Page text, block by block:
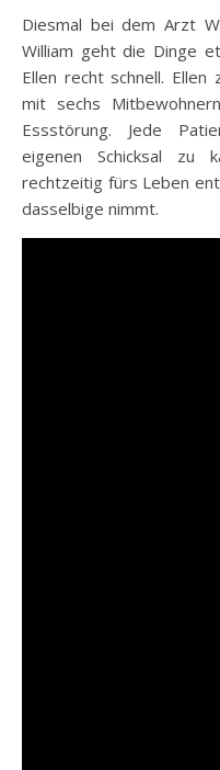
Diesmal bei dem Arzt
William geht die Dinge
Ellen recht schnell.
mit sechs
Essstörung. Jede
eigenen Schicksal zu
rechtzeitig fürs Leben
dasselbige nimmt.